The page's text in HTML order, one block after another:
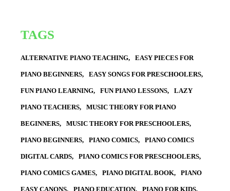
TAGS
ALTERNATIVE PIANO TEACHING EASY PIECES FOR
PIANO BEGINNERS EASY SONGS FOR PRESCHOOLERS
FUN PIANO LEARNING FUN PIANO LESSONS LAZY
PIANO TEACHERS MUSIC THEORY FOR PIANO
BEGINNERS MUSIC THEORY FOR PRESCHOOLERS
PIANO BEGINNERS PIANO COMICS PIANO COMICS
DIGITAL CARDS PIANO COMICS FOR PRESCHOOLERS
PIANO COMICS GAMES PIANO DIGITAL BOOK PIANO
EASY CANONS PIANO EDUCATION PIANO FOR KIDS